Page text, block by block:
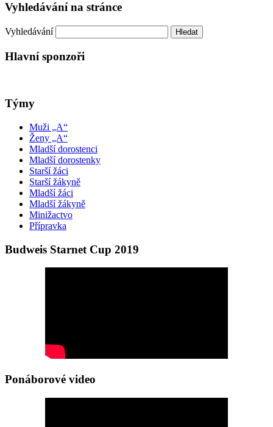
Vyhledávání na stránce
Vyhledávání
Hlavní sponzoři
Týmy
Muži „A“
Ženy „A“
Mladší dorostenci
Mladší dorostenky
Starší žáci
Starší žákyně
Mladší žáci
Mladší žákyně
Minižactvo
Přípravka
Budweis Starnet Cup 2019
Ponáborové video